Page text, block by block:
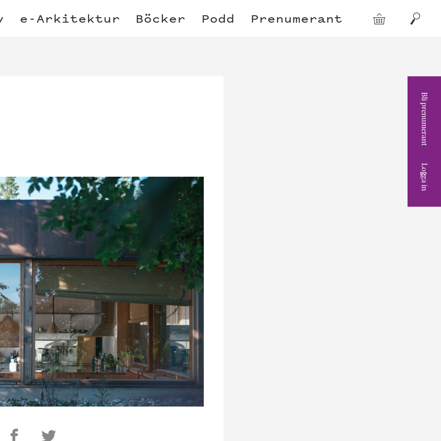
e-Arkitektur Böcker Podd Prenumerant Varukorg Sök
Bli prenumerant
Logga in